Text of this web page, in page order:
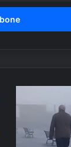
sisler